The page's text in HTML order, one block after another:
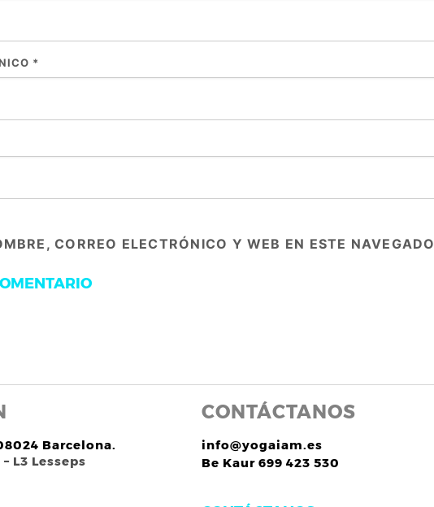
*
CORREO ELECTRÓNICO Y WEB EN ESTE
Barcelona.
L3 Lesseps
CONTÁCTANOS
info@yogaiam.es
Be Kaur 699 423 530